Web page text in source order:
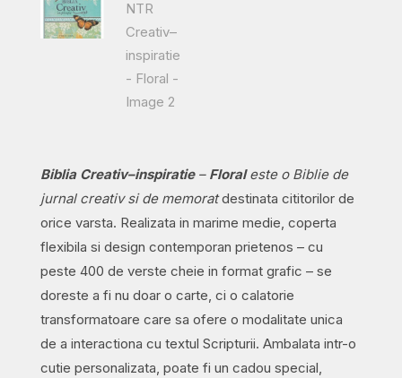
Biblia Creativ–inspiratie– Floraleste o Biblie de
jurnal creativ si de memoratdestinata cititorilor de
orice varsta. Realizata in marime medie, coperta
flexibila si design contemporan prietenos – cu
peste 400 de verste cheie in format grafic – se
doreste a fi nu doar o carte, ci o calatorie
transformatoare care sa ofere o modalitate unica
de a interactiona cu textul Scripturii. Ambalata intr-o
cutie personalizata, poate fi un cadou special,